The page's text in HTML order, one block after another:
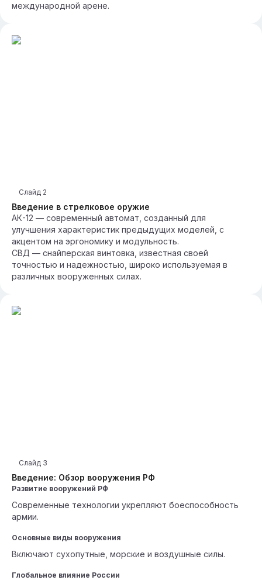
международной арене.
Введение в стрелковое оружие
Слайд 2
АК-12 — современный автомат, созданный для
улучшения характеристик предыдущих моделей, с
акцентом на эргономику и модульность.
СВД — снайперская винтовка, известная своей
точностью и надежностью, широко используемая в
различных вооруженных силах.
Введение: Обзор вооружения РФ
Слайд 3
Развитие вооружений РФ
Современные технологии укрепляют боеспособность
армии.
Основные виды вооружения
Включают сухопутные, морские и воздушные силы.
Глобальное влияние России